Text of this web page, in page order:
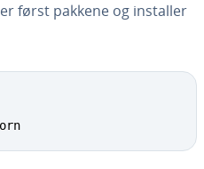
først pakkene og installer